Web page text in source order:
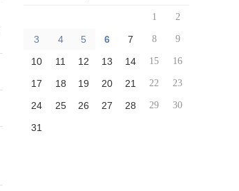
1 2
3 4 5 6 7 8 9
10 11 12 13 14 15 16
17 18 19 20 21 22 23
24 25 26 27 28 29 30
31